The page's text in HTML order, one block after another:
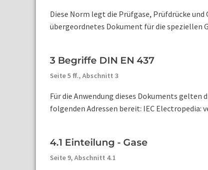
Diese Norm legt die Prüfgase, Prüfdrücke
übergeordnetes Dokument für die speziellen
3 Begriffe DIN EN 437
Seite 5 ff., Abschnitt 3
Für die Anwendung dieses Dokuments
folgenden Adressen bereit: IEC
4.1 Einteilung - Gase
Seite 9, Abschnitt 4.1